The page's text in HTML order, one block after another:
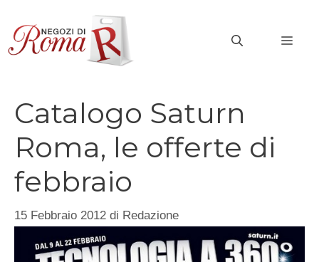
contenuto
Catalogo Saturn
Roma, le offerte di
febbraio
15 Febbraio 2012 di Redazione